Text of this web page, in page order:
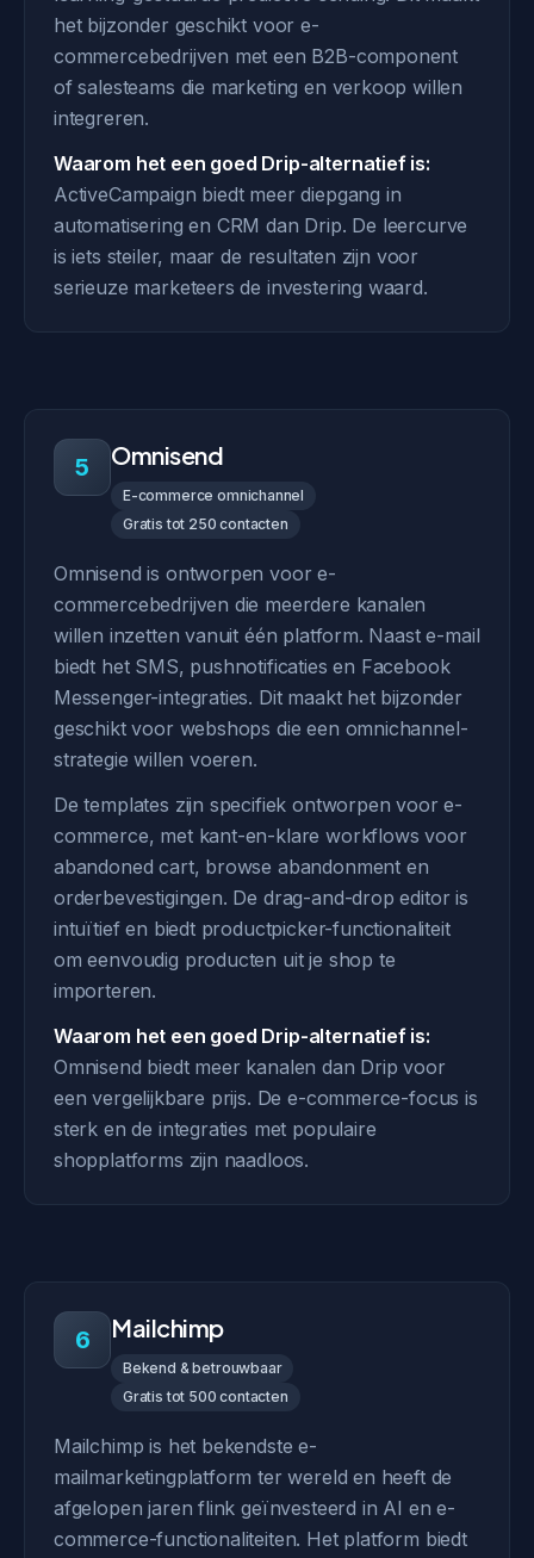
het bijzonder geschikt voor e-
commercebedrijven met een B2B-component
of salesteams die marketing en verkoop willen
integreren.
Waarom het een goed Drip-alternatief is:
ActiveCampaign biedt meer diepgang in
automatisering en CRM dan Drip. De leercurve
is iets steiler, maar de resultaten zijn voor
serieuze marketeers de investering waard.
5 Omnisend
E-commerce omnichannel
Gratis tot 250 contacten
Omnisend is ontworpen voor e-
commercebedrijven die meerdere kanalen
willen inzetten vanuit één platform. Naast e-mail
biedt het SMS, pushnotificaties en Facebook
Messenger-integraties. Dit maakt het bijzonder
geschikt voor webshops die een omnichannel-
strategie willen voeren.
De templates zijn specifiek ontworpen voor e-
commerce, met kant-en-klare workflows voor
abandoned cart, browse abandonment en
orderbevestigingen. De drag-and-drop editor is
intuïtief en biedt productpicker-functionaliteit
om eenvoudig producten uit je shop te
importeren.
Waarom het een goed Drip-alternatief is:
Omnisend biedt meer kanalen dan Drip voor
een vergelijkbare prijs. De e-commerce-focus is
sterk en de integraties met populaire
shopplatforms zijn naadloos.
6 Mailchimp
Bekend & betrouwbaar
Gratis tot 500 contacten
Mailchimp is het bekendste e-
mailmarketingplatform ter wereld en heeft de
afgelopen jaren flink geïnvesteerd in AI en e-
commerce-functionaliteiten. Het platform biedt